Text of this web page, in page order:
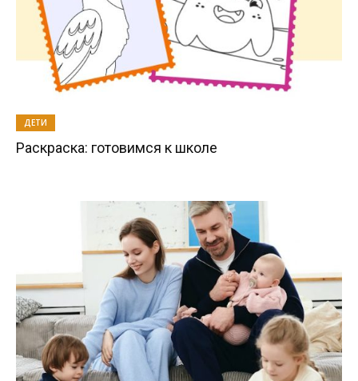
ДЕТИ
Раскраска: готовимся к школе